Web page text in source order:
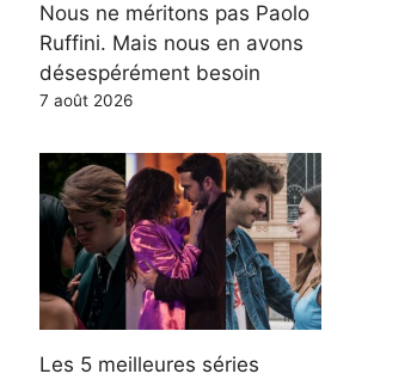
Nous ne méritons pas Paolo
Ruffini. Mais nous en avons
désespérément besoin
7 août 2026
Les 5 meilleures séries